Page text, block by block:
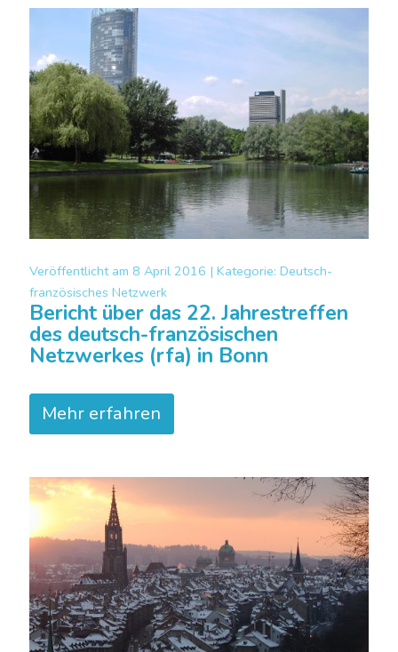
Veröffentlicht am 8 April 2016 | Kategorie: Deutsch-
französisches Netzwerk
Bericht über das 22. Jahrestreffen
des deutsch-französischen
Netzwerkes (rfa) in Bonn
Mehr erfahren